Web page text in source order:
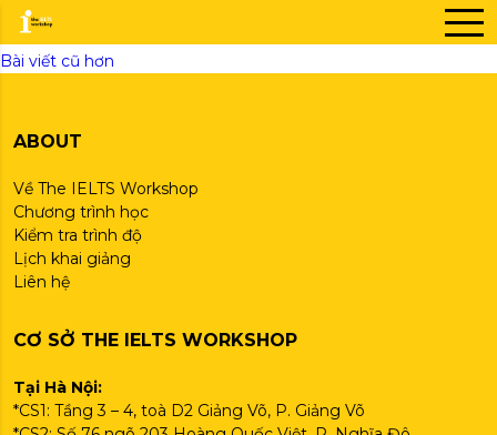
Danh mục:
Điều
bài
Bài viết cũ hơn
ABOUT
Về The IELTS Workshop
Chương trình học
Kiểm tra trình độ
Lịch khai giảng
Liên hệ
CƠ SỞ THE IELTS WORKSHOP
Tại Hà Nội:
*CS1: Tầng 3 – 4, toà D2 Giảng Võ, P. Giảng Võ